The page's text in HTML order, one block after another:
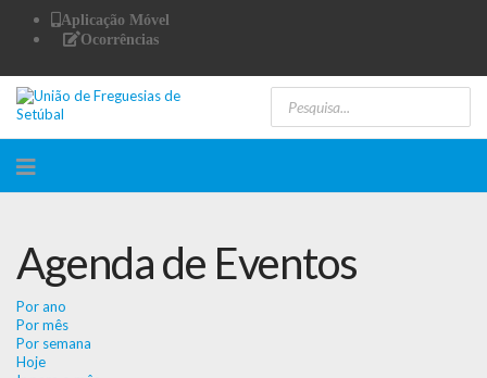
Aplicação Móvel
Ocorrências
Agenda de Eventos
Por ano
Por mês
Por semana
Hoje